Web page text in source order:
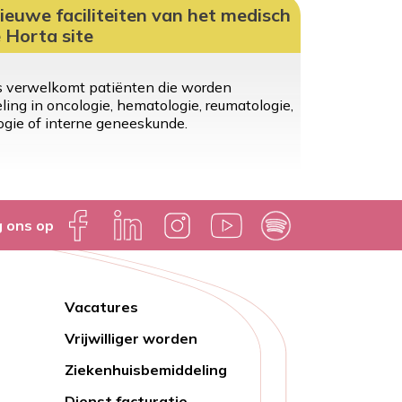
faciliteiten van het medisch
Horta site
verwelkomt patiënten die worden
in oncologie, hematologie, reumatologie,
of interne geneeskunde.
ons op
Lien
rapide
Vacatures
Vrijwilliger worden
Ziekenhuisbemiddeling